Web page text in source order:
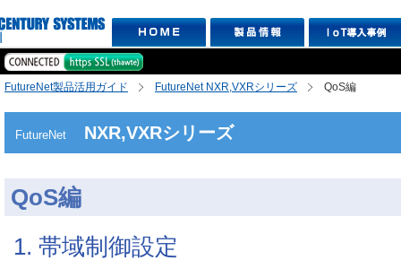
FutureNet製品活用ガイド FutureNet NXR,VXRシリーズ QoS編
FutureNet NXR,VXRシリーズ
QoS編
1. 帯域制御設定